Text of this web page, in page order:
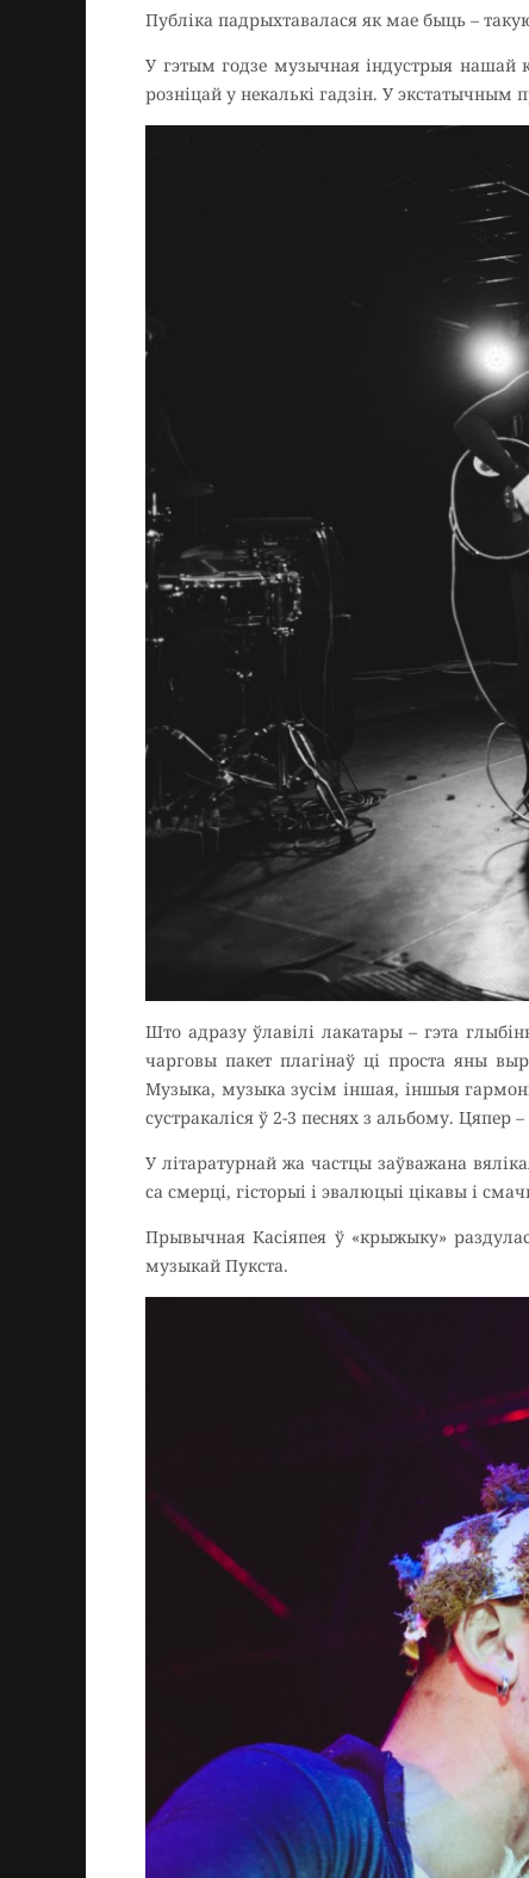
Публіка падрыхтавалася як мае быць –
У гэтым годзе музычная індустрыя нашай
розніцай у некалькі гадзін. У
Што адразу ўлавілі лакатары – гэта
чарговы пакет плагінаў ці проста яны
Музыка, музыка зусім іншая, іншыя
сустракаліся ў 2-3 песнях з альбому. Цяпер
У літаратурнай жа частцы заўважана
са смерці, гісторыі і эвалюцыі цікавы і
Прывычная Касіяпея ў «крыжыку»
музыкай Пукста.